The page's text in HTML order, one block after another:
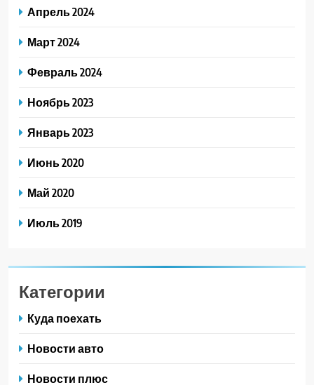
Апрель 2024
Март 2024
Февраль 2024
Ноябрь 2023
Январь 2023
Июнь 2020
Май 2020
Июль 2019
Категории
Куда поехать
Новости авто
Новости плюс